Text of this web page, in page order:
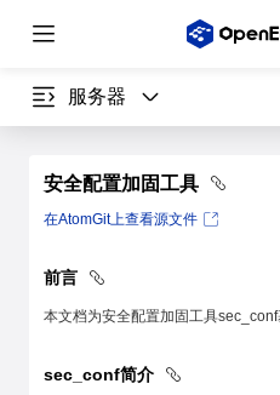
服务器
安全配置加固工具
在AtomGit上查看源文件
前言
本文档为安全配置加固工具sec_conf
sec_conf简介